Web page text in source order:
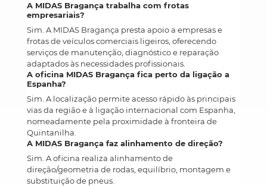
A MIDAS Bragança trabalha com frotas
empresariais?
Sim. A MIDAS Bragança presta apoio a empresas e
frotas de veículos comerciais ligeiros, oferecendo
serviços de manutenção, diagnóstico e reparação
adaptados às necessidades profissionais.
A oficina MIDAS Bragança fica perto da ligação a
Espanha?
Sim. A localização permite acesso rápido às principais
vias da região e à ligação internacional com Espanha,
nomeadamente pela proximidade à fronteira de
Quintanilha.
A MIDAS Bragança faz alinhamento de direção?
Sim. A oficina realiza alinhamento de
direção/geometria de rodas, equilíbrio, montagem e
substituição de pneus.